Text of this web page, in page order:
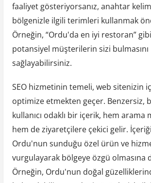
faaliyet gösteriyorsanız, anahtar
bölgenizle ilgili terimleri kullanmak
Örneğin, “Ordu'da en iyi restoran”
potansiyel müşterilerin sizi bulmasını
sağlayabilirsiniz.
SEO hizmetinin temeli, web sitenizin
optimize etmekten geçer. Benzersiz,
kullanıcı odaklı bir içerik, hem arama
hem de ziyaretçilere çekici gelir.
Ordu'nun sunduğu özel ürün ve
vurgulayarak bölgeye özgü olmasına
Örneğin, Ordu'nun doğal